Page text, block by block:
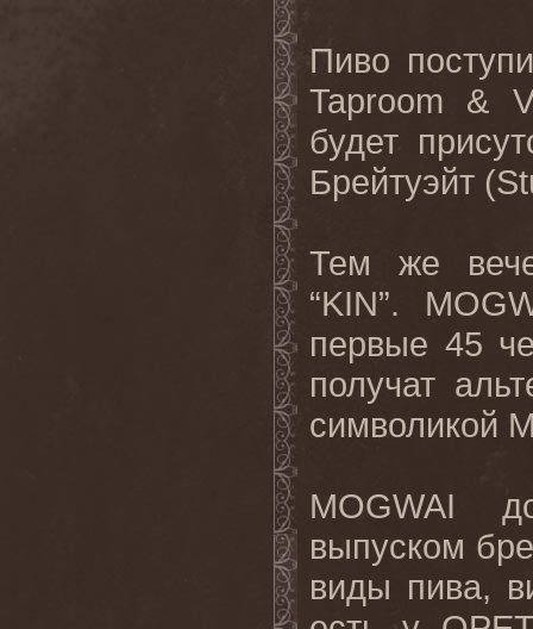
Пиво
Taproom &
будет
Брейтуэйт (
Тем же
“KIN”.
первые 45
получат
символикой
MOGWAI
выпуском
виды пива,